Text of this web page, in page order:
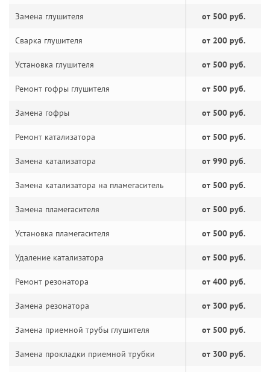
Замена глушителя от 500 руб.
Сварка глушителя от 200 руб.
Установка глушителя от 500 руб.
Ремонт гофры глушителя от 500 руб.
Замена гофры от 500 руб.
Ремонт катализатора от 500 руб.
Замена катализатора от 990 руб.
Замена катализатора на пламегаситель от 500 руб.
Замена пламегасителя от 500 руб.
Установка пламегасителя от 500 руб.
Удаление катализатора от 500 руб.
Ремонт резонатора от 400 руб.
Замена резонатора от 300 руб.
Замена приемной трубы глушителя от 500 руб.
Замена прокладки приемной трубки от 300 руб.